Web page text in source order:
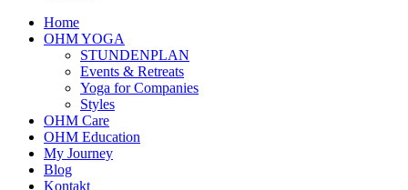
Home
OHM YOGA
STUNDENPLAN
Events & Retreats
Yoga for Companies
Styles
OHM Care
OHM Education
My Journey
Blog
Kontakt